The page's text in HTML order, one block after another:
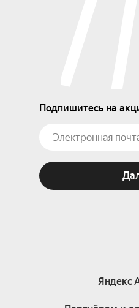
Подпишитесь на
Яндекс